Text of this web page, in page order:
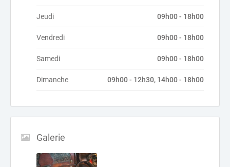
Jeudi 09h00 - 18h00
Vendredi 09h00 - 18h00
Samedi 09h00 - 18h00
Dimanche 09h00 - 12h30, 14h00 - 18h00
Galerie